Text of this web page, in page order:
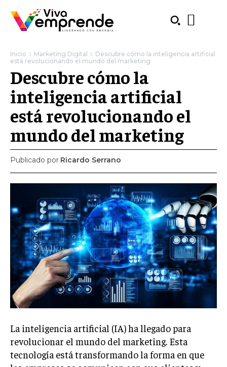
SUBSCRIBE
Welcome to Liberty Case
We have a curated list of the most noteworthy news from all
across the globe. With any subscription plan, you get access
toexclusive articlesthat let you stay ahead of the curve.
Your Profile
Inicio Marketing Digital
Descubre cómo la inteligencia artificial
está revolucionando el mundo del marketing
Descubre cómo la
inteligencia artificial
está revolucionando el
mundo del marketing
Publicado por Ricardo Serrano
La inteligencia artificial (IA) ha llegado para
revolucionar el mundo del marketing. Esta
tecnología está transformando la forma en que